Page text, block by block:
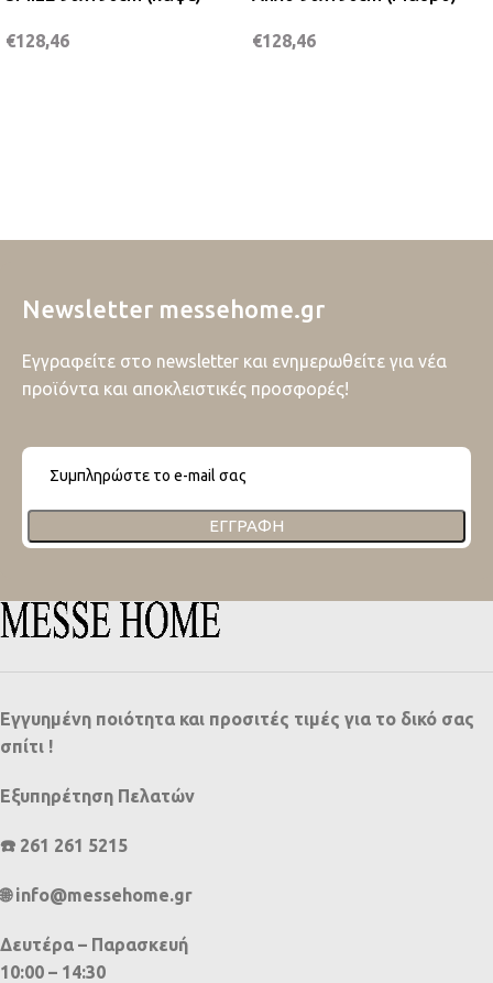
€128,46 €128,46
Newsletter messehome.gr
Εγγραφείτε στο newsletter και ενημερωθείτε για νέα
προϊόντα και αποκλειστικές προσφορές!
ΕΓΓΡΑΦΉ
Εγγυημένη ποιότητα και προσιτές τιμές για το δικό σας
σπίτι !
Εξυπηρέτηση Πελατών
☎️ 261 261 5215
🌐 info@messehome.gr
Δευτέρα – Παρασκευή
10:00 – 14:30